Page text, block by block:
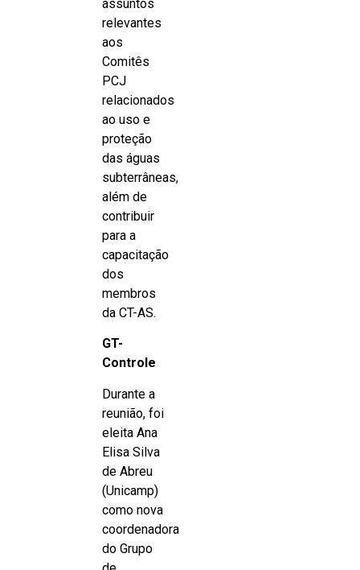
assuntos
relevantes
aos
Comitês
PCJ
relacionados
ao uso e
proteção
das águas
subterrâneas,
além de
contribuir
para a
capacitação
dos
membros
da CT-AS.
GT-
Controle
Durante a
reunião, foi
eleita Ana
Elisa Silva
de Abreu
(Unicamp)
como nova
coordenadora
do Grupo